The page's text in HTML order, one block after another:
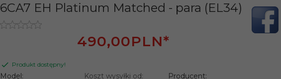
6CA7 EH Platinum Matched - para (EL34)
490,00PLN*
Produkt dostępny!
Model:
Koszt wysyłki od:
Producent: